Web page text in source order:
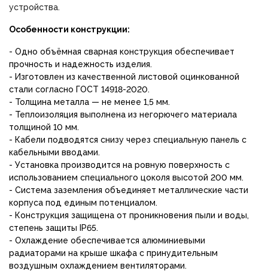
устройства.
Особенности конструкции:
- Одно объёмная сварная конструкция обеспечивает
прочность и надежность изделия.
- Изготовлен из качественной листовой оцинкованной
стали согласно ГОСТ 14918-2020.
- Толщина металла — не менее 1,5 мм.
- Теплоизоляция выполнена из негорючего материала
толщиной 10 мм.
- Кабели подводятся снизу через специальную панель с
кабельными вводами.
- Установка производится на ровную поверхность с
использованием специального цоколя высотой 200 мм.
- Система заземления объединяет металлические части
корпуса под единым потенциалом.
- Конструкция защищена от проникновения пыли и воды,
степень защиты IP65.
- Охлаждение обеспечивается алюминиевыми
радиаторами на крыше шкафа с принудительным
воздушным охлаждением вентиляторами.